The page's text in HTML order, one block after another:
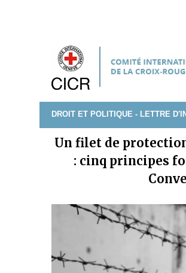
DROIT ET POLITIQUE - LETTRE
Un filet de
: cinq principes